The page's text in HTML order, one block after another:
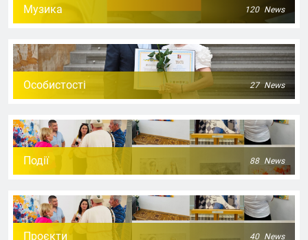
Музика 120 News
Особистості 27 News
Події 88 News
Проєкти 40 News